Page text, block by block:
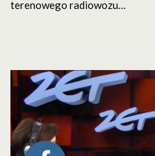
terenowego radiowozu…